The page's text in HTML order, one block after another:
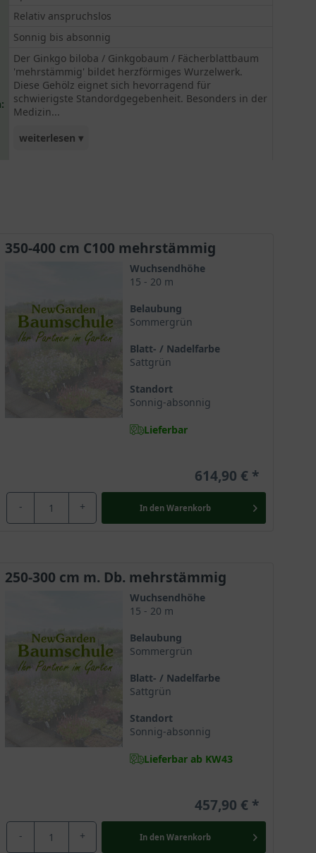
Relativ anspruchslos
Sonnig bis absonnig
Der Ginkgo biloba / Ginkgobaum / Fächerblattbaum
'mehrstämmig' bildet herzförmiges Wurzelwerk.
Diese Gehölz eignet sich hevorragend für
schwierigste Standordgegebenheit. Besonders in der
Medizin...
weiterlesen ▾
350-400 cm C100 mehrstämmig
Wuchsendhöhe
15 - 20 m
Belaubung
Sommergrün
Blatt- / Nadelfarbe
Sattgrün
Standort
Sonnig-absonnig
Lieferbar
614,90 €
- + In den Warenkorb
250-300 cm m. Db. mehrstämmig
Wuchsendhöhe
15 - 20 m
Belaubung
Sommergrün
Blatt- / Nadelfarbe
Sattgrün
Standort
Sonnig-absonnig
Lieferbar ab KW43
457,90 €
- + In den Warenkorb